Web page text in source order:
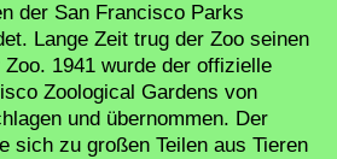
der San Francisco Parks
Lange Zeit trug der Zoo seinen
1941 wurde der offizielle
Zoological Gardens von
und übernommen. Der
sich zu großen Teilen aus Tieren